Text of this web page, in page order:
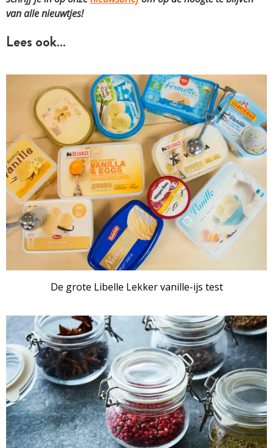
van alle nieuwtjes!
Lees ook…
De grote Libelle Lekker vanille-ijs test